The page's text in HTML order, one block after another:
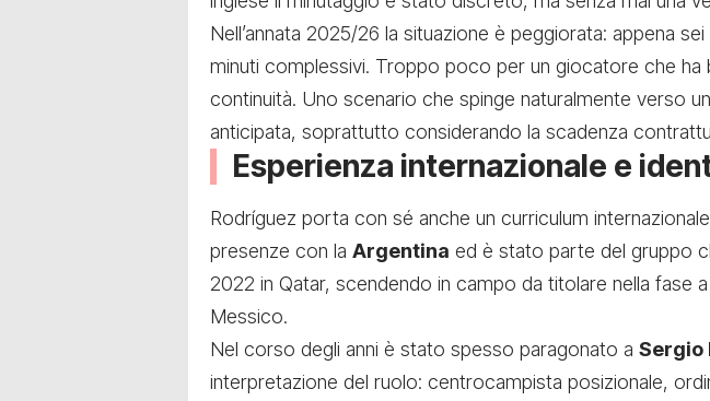
Nell’annata 2025/26 la situazione è peggiorata: appena
minuti complessivi. Troppo poco per un giocatore che ha
continuità. Uno scenario che spinge naturalmente verso
anticipata, soprattutto considerando la scadenza
Esperienza internazionale e
Rodríguez porta con sé anche un curriculum
presenze con la Argentina ed è stato parte del gruppo
2022 in Qatar, scendendo in campo da titolare nella fase
Messico.
Nel corso degli anni è stato spesso paragonato a Sergio
interpretazione del ruolo: centrocampista posizionale,